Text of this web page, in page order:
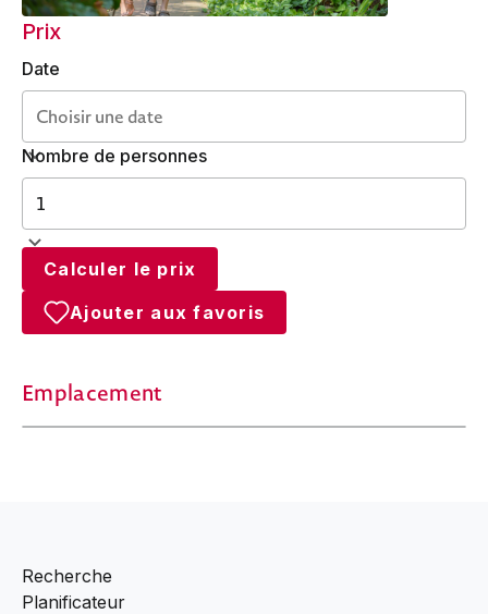
Prix
Date
Nombre de personnes
Calculer le prix
Ajouter aux favoris
Emplacement
Recherche
Planificateur